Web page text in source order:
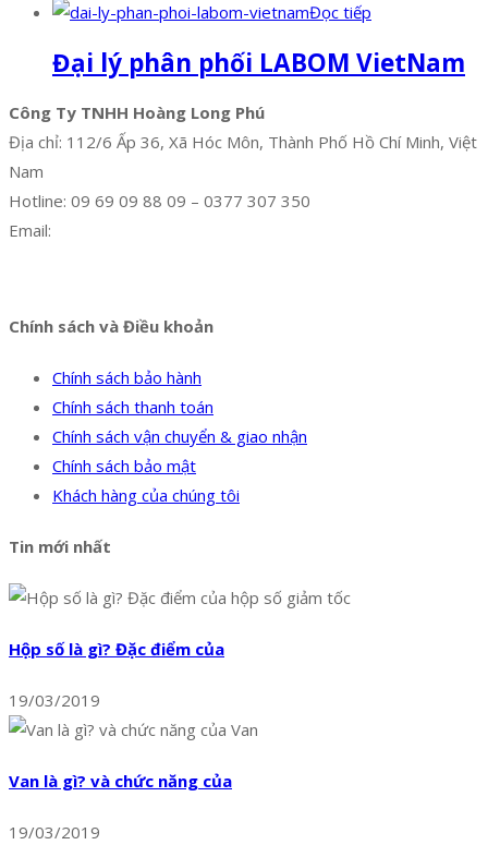
Đọc tiếp
Đại lý phân phối LABOM VietNam
Công Ty TNHH Hoàng Long Phú
Địa chỉ: 112/6 Ấp 36, Xã Hóc Môn, Thành Phố Hồ Chí Minh, Việt
Nam
Hotline: 09 69 09 88 09 – 0377 307 350
Email:
Chính sách và Điều khoản
Chính sách bảo hành
Chính sách thanh toán
Chính sách vận chuyển & giao nhận
Chính sách bảo mật
Khách hàng của chúng tôi
Tin mới nhất
Hộp số là gì? Đặc điểm của
19/03/2019
Van là gì? và chức năng của
19/03/2019